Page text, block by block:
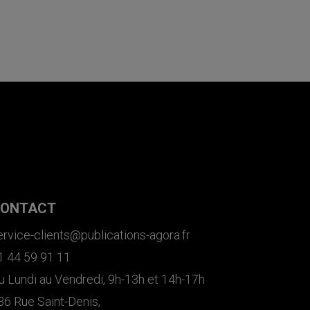
clients@publications-agora.fr
44 59 91 11
Lundi au Vendredi, 9h-13h et 14h-17h
Rue Saint-Denis,